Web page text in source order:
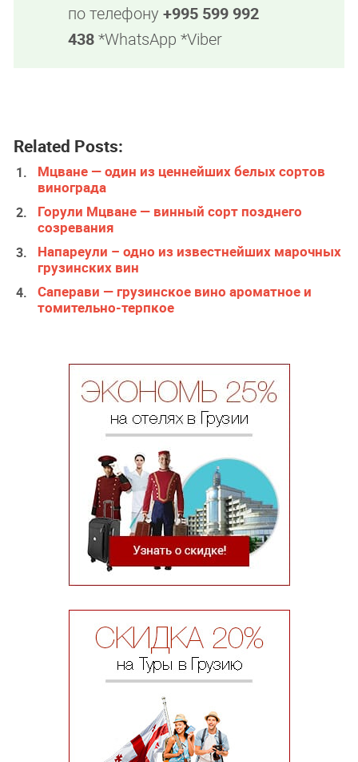
по телефону +995 599 992
438*WhatsApp *Viber
Related Posts:
Мцване — один из ценнейших белых сортов
винограда
Горули Мцване — винный сорт позднего
созревания
Напареули – одно из известнейших марочных
грузинских вин
Саперави — грузинское вино ароматное и
томительно-терпкое